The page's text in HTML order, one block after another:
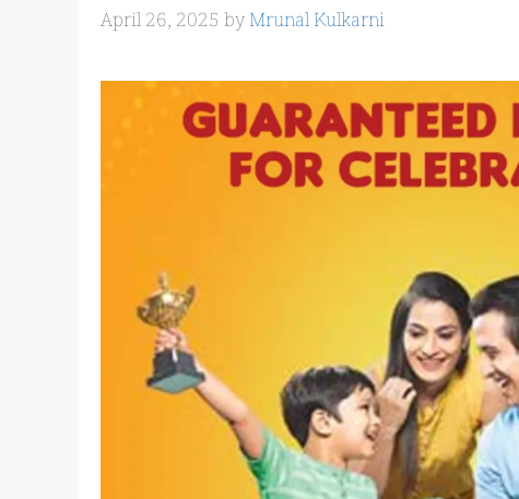
April 26, 2025 byMrunal Kulkarni